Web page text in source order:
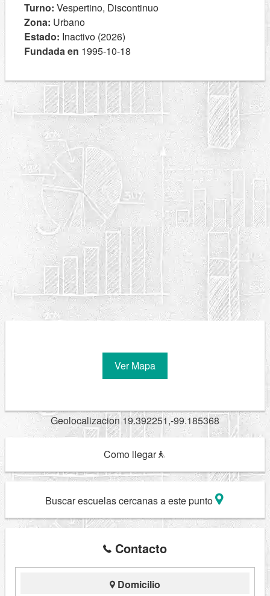
Turno: Vespertino, Discontinuo
Zona: Urbano
Estado: Inactivo (2026)
Fundada en 1995-10-18
Ver Mapa
Geolocalizacion 19.392251,-99.185368
Como llegar
Buscar escuelas cercanas a este punto
Contacto
Domicilio